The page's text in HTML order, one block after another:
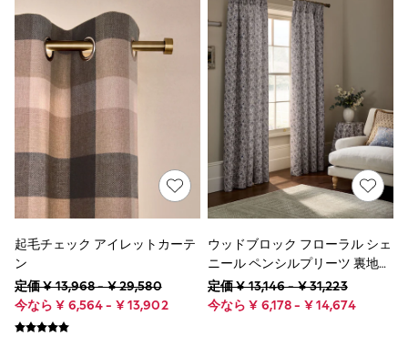
Bibs
A-Z Brands
aden + anais
Baker by Ted Baker
Gap
JoJo Maman Bébé
Mamas & Papas
The Little White Company
New In
New In: NEXT
New Baby Gifting
New In
Dresses & One Pieces
Jumpsuits & Playsuits
Knitwear
Shirts & Blouses
起毛チェック アイレットカーテ
ン
定価 ¥ 13,968 - ¥ 29,580
今なら ¥ 6,564 - ¥ 13,902
ウッドブロック フローラル シェ
ニール ペンシルプリーツ 裏地付
きカーテン
定価 ¥ 13,146 - ¥ 31,223
今なら ¥ 6,178 - ¥ 14,674